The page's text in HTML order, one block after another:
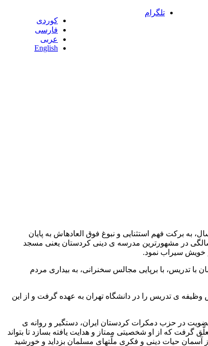
کوردی
فارسی
عربی
English
تلگرام
به برکت فهم استثنایی و نبوغ فوق العادهاش به پایان
در مشهورترین مدرسه ی دینی کردستان یعنی مسجد
خویش سیراب نمود.
تدریس، با برپایی مجالس سخنرانی، به بیداری مردم
وظیفه ی تدریس را در دانشگاه تهران به عهده گرفت و از این
زبان و ادبیات کردی، اقدام به چاپ روزنامه ی کردستان نمود و در سال ۱۳۴۲ ﻫ.ش، به دلیل عضویت در حزب دمکرات کردستان ایران، دستگیر و روانه ی
گرفت که از او شخصیتی ممتاز و هدایت یافته بسازد تا بتواند
آسمان حیات دینی و فکری ملّتهای مسلمان بزداید و خورشید